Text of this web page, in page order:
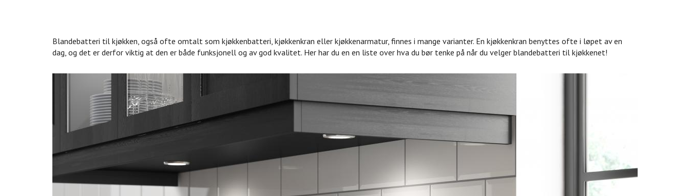
Blandebatteri til kjøkken, også ofte omtalt som kjøkkenbatteri, kjøkkenkran eller kjøkkenarmatur, finnes i mange varianter. En kjøkkenkran benyttes ofte i løpet av en
dag, og det er derfor viktig at den er både funksjonell og av god kvalitet. Her har du en en liste over hva du bør tenke på når du velger blandebatteri til kjøkkenet!